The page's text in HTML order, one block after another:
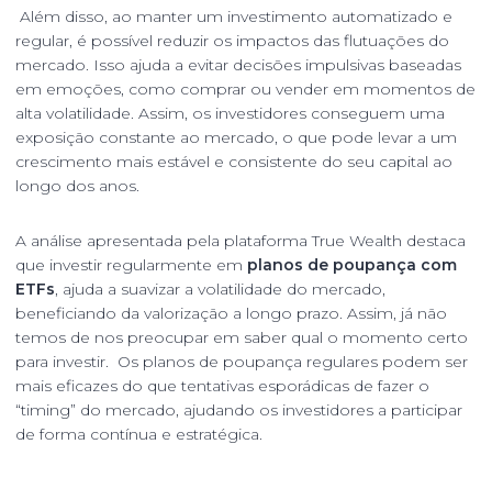
Além disso, ao manter um investimento automatizado e
regular, é possível reduzir os impactos das flutuações do
mercado. Isso ajuda a evitar decisões impulsivas baseadas
em emoções, como comprar ou vender em momentos de
alta volatilidade. Assim, os investidores conseguem uma
exposição constante ao mercado, o que pode levar a um
crescimento mais estável e consistente do seu capital ao
longo dos anos.
A análise apresentada pela plataforma True Wealth destaca
que investir regularmente em planos de poupança com
ETFs, ajuda a suavizar a volatilidade do mercado,
beneficiando da valorização a longo prazo. Assim, já não
temos de nos preocupar em saber qual o momento certo
para investir. Os planos de poupança regulares podem ser
mais eficazes do que tentativas esporádicas de fazer o
“timing” do mercado, ajudando os investidores a participar
de forma contínua e estratégica.